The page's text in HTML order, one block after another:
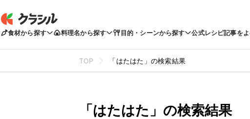
食材から探す 料理名から探す 目的・シーンから探す 公式レシピ記事を
TOP 「はたはた」の検索結果
「はたはた」の検索結果